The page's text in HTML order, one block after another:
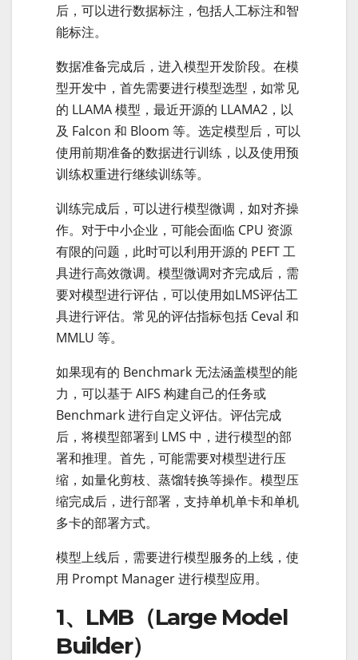
后，可以进行数据标注，包括人工标注和智
能标注。
数据准备完成后，进入模型开发阶段。在模
型开发中，首先需要进行模型选型，如常见
的 LLAMA 模型，最近开源的 LLAMA2，以
及 Falcon 和 Bloom 等。选定模型后，可以
使用前期准备的数据进行训练，以及使用预
训练权重进行继续训练等。
训练完成后，可以进行模型微调，如对齐操
作。对于中小企业，可能会面临 CPU 资源
有限的问题，此时可以利用开源的 PEFT 工
具进行高效微调。模型微调对齐完成后，需
要对模型进行评估，可以使用如LMS评估工
具进行评估。常见的评估指标包括 Ceval 和
MMLU 等。
如果现有的 Benchmark 无法涵盖模型的能
力，可以基于 AIFS 构建自己的任务或
Benchmark 进行自定义评估。评估完成
后，将模型部署到 LMS 中，进行模型的部
署和推理。首先，可能需要对模型进行压
缩，如量化剪枝、蒸馏转换等操作。模型压
缩完成后，进行部署，支持单机单卡和单机
多卡的部署方式。
模型上线后，需要进行模型服务的上线，使
用 Prompt Manager 进行模型应用。
1、LMB（Large Model
Builder）